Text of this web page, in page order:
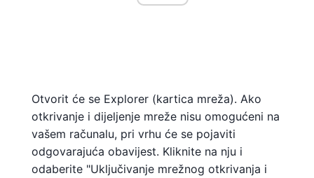
Otvorit će se Explorer (kartica mreža). Ako
otkrivanje i dijeljenje mreže nisu omogućeni na
vašem računalu, pri vrhu će se pojaviti
odgovarajuća obavijest. Kliknite na nju i
odaberite "Uključivanje mrežnog otkrivanja i